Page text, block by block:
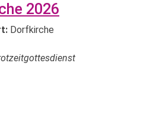
2026
Dorfkirche